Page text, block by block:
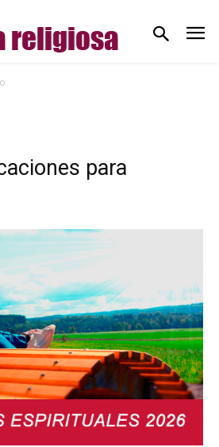
para